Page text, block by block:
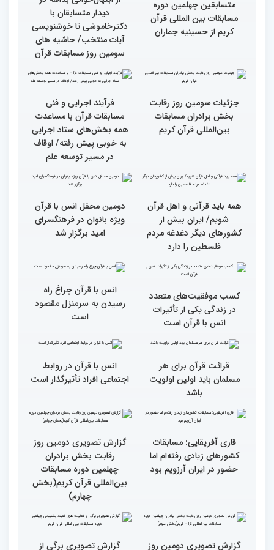
گزارش تصویری بازدید
کریم از حسینیه جماران
از ابتهال‌خوانی بداهه در
دیدار متسابقان با
دکترخاموشی تا خوشنویسی
آیات منتخب/ حاشیه های
سومین روز مسابقات قرآن
بین‌المللی قرآن کریم
فرآیند اجرایی و فنی
مسابقات قرآن با مساعدت
همه بخش‌های ستاد اجرایی
به خوبی پیش رفته/ اوقاف
در مسیر توسعه علم
همه باید قرآنی و اهل قرآن
شویم/ ایران بیش از
کشورهای دیگر دغدغه مردم
فلسطین را دارد
ویژه بانوان در فرهنگسرای
کسب موفقیت‌های متعدد
انس با قرآن است
انس با قرآن چراغ راه
رسیدن به سرمنزل مقصود
است
قرائت قرآن برای هر
مسلمان باید اولین اولویت
باشد
انس با قرآن در روابط
اجتماعی افراد تأثیرگذار است
حضور در ایران آرزویم بود
گزارش تصویری دومین روز
رقابت بخش برادران
چهلمین دوره مسابقات
بین‌المللی قرآن کریم(بخش
چهارم)